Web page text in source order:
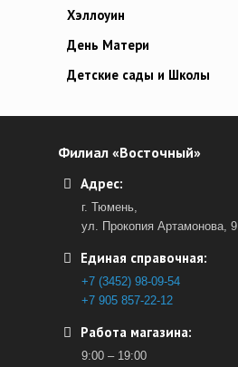
Хэллоуин
День Матери
Детские сады и Школы
Филиал «Восточный»
Адрес:
г. Тюмень,
ул. Прокопия Артамонова, 9
Единая справочная:
+7 (3452) 98-09-54
+7 905 857-22-12
Работа магазина:
9:00 – 19:00